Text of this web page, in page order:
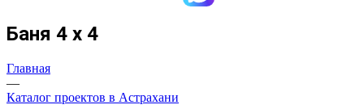
Баня 4 х 4
Главная
—
Каталог проектов в Астрахани